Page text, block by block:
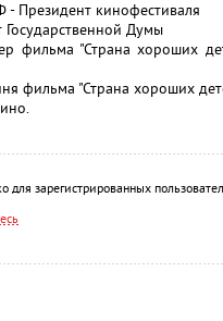
- Президент кинофестиваля
Государственной Думы
фильма "Страна хороших
фильма "Страна хороших
для зарегистрированных